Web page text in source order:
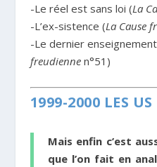
-Le réel est sans loi (La
-L’ex-sistence (La Cause
-Le dernier
freudiennen°51)
1999-2000 LES
Mais enfin c’est
que l’on fait en